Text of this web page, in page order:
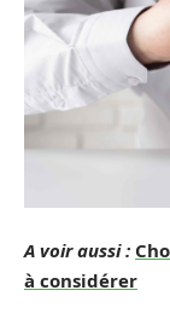
A voir aussi :
à considérer